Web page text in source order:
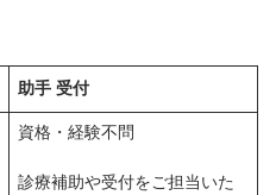
助手 受付
資格・経験不問
診療補助や受付をご担当いた